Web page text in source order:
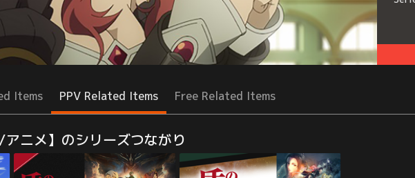
Items PPV Related Items Free Related Items
アニメ】のシリーズつながり